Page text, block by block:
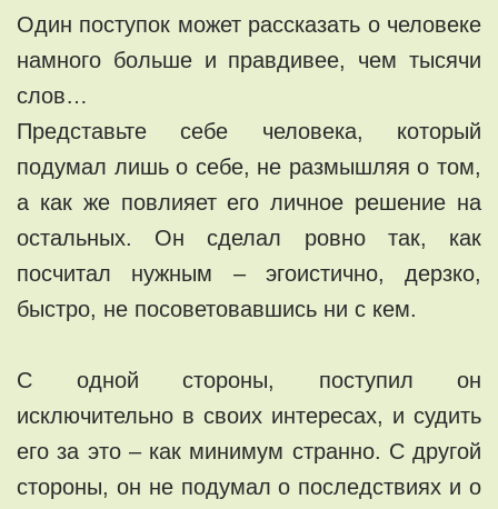
Один поступок может рассказать о человеке
намного больше и правдивее, чем тысячи
слов…
Представьте себе человека, который
подумал лишь о себе, не размышляя о том,
а как же повлияет его личное решение на
остальных. Он сделал ровно так, как
посчитал нужным – эгоистично, дерзко,
быстро, не посоветовавшись ни с кем.
С одной стороны, поступил он
исключительно в своих интересах, и судить
его за это – как минимум странно. С другой
стороны, он не подумал о последствиях и о